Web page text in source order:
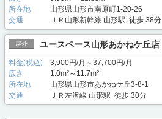
所在地
山形県山形市南原町1-20-26
交通
ＪＲ山形新幹線 山形駅 徒歩 38分
屋外 ユースペース山形あかねケ丘店
料金(税込)
3,900円/月～37,700円/月
広さ
1.0m²～11.7m²
所在地
山形県山形市あかねケ丘3-8-1
交通
ＪＲ左沢線 山形駅 徒歩 30分